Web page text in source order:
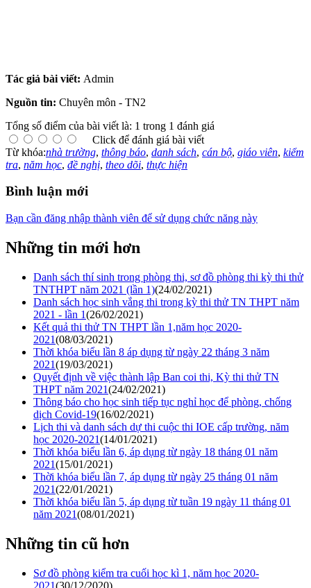
Tác giả bài viết: Admin
Nguồn tin: Chuyên môn - TN2
Tổng số điểm của bài viết là: 1 trong 1 đánh giá
Click để đánh giá bài viết
Từ khóa:nhà trường, thông báo, danh sách, cán bộ, giáo viên, kiểm
tra, năm học, đề nghị, theo dõi, thực hiện
Bình luận mới
Bạn cần đăng nhập thành viên để sử dụng chức năng này
Những tin mới hơn
Danh sách thí sinh trong phòng thi, sơ đồ phòng thi kỳ thi thử
TNTHPT năm 2021 (lần 1)(24/02/2021)
Danh sách học sinh vắng thi trong kỳ thi thử TN THPT năm
2021 - lần 1(26/02/2021)
Kết quả thi thử TN THPT lần 1,năm học 2020-
2021(08/03/2021)
Thời khóa biểu lần 8 áp dụng từ ngày 22 tháng 3 năm
2021(19/03/2021)
Quyết định về việc thành lập Ban coi thi, Kỳ thi thử TN
THPT năm 2021(24/02/2021)
Thông báo cho học sinh tiếp tục nghỉ học để phòng, chống
dịch Covid-19(16/02/2021)
Lịch thi và danh sách dự thi cuộc thi IOE cấp trường, năm
học 2020-2021(14/01/2021)
Thời khóa biểu lần 6, áp dụng từ ngày 18 tháng 01 năm
2021(15/01/2021)
Thời khóa biểu lần 7, áp dụng từ ngày 25 tháng 01 năm
2021(22/01/2021)
Thời khóa biểu lần 5, áp dụng từ tuần 19 ngày 11 tháng 01
năm 2021(08/01/2021)
Những tin cũ hơn
Sơ đồ phòng kiểm tra cuối học kì 1, năm học 2020-
2021(30/12/2020)